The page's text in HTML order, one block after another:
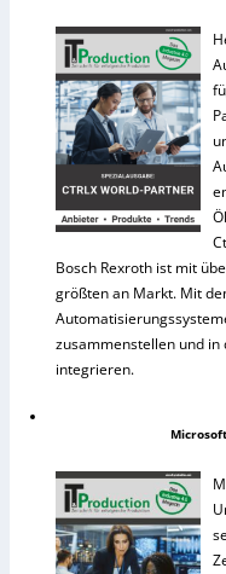
Bosch Rexroth ist mit
größten an Markt. Mit
zusammenstellen und in
integrieren.